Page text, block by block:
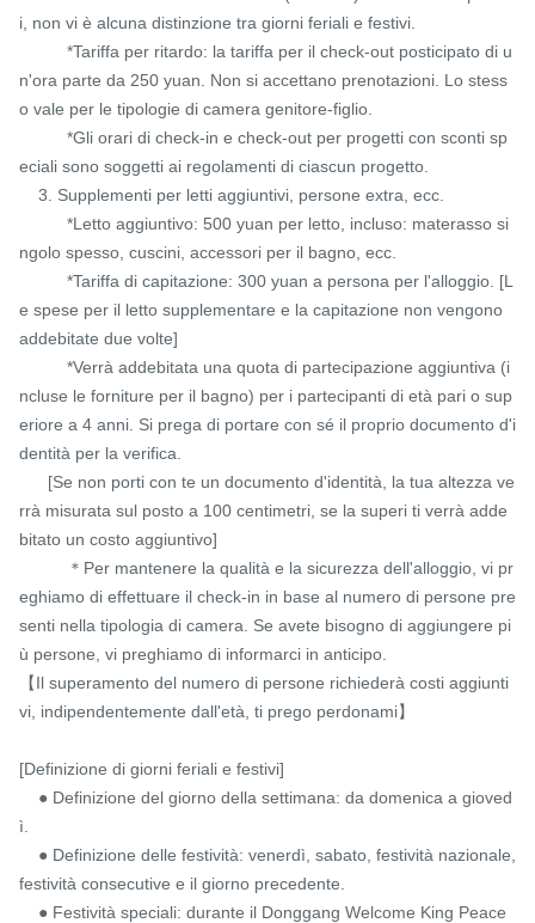
i, non vi è alcuna distinzione tra giorni feriali e festivi.
n'ora parte da 250 yuan. Non si accettano prenotazioni. Lo stess
o vale per le tipologie di camera genitore-figlio.
eciali sono soggetti ai regolamenti di ciascun progetto.
ngolo spesso, cuscini, accessori per il bagno, ecc.
e spese per il letto supplementare e la capitazione non vengono
addebitate due volte]
ncluse le forniture per il bagno) per i partecipanti di età pari o sup
eriore a 4 anni. Si prega di portare con sé il proprio documento d'i
dentità per la verifica.
rrà misurata sul posto a 100 centimetri, se la superi ti verrà adde
bitato un costo aggiuntivo]
eghiamo di effettuare il check-in in base al numero di persone pre
senti nella tipologia di camera. Se avete bisogno di aggiungere pi
ù persone, vi preghiamo di informarci in anticipo.
【Il superamento del numero di persone richiederà costi aggiunti
vi, indipendentemente dall'età, ti prego perdonami】
[Definizione di giorni feriali e festivi]
ì.
festività consecutive e il giorno precedente.